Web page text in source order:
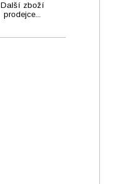
Další zboží
prodejce...